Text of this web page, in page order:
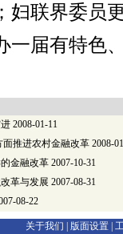
妇联界委员
一届有特色
2008-01-11
推进农村金融改革 2008-
金融改革 2007-10-31
革与发展 2007-08-31
08-22
关于我们 | 版面设置